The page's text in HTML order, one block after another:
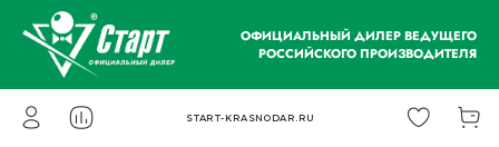
ОФИЦИАЛЬНЫЙ ДИЛЕР ВЕДУЩЕГО
РОССИЙСКОГО ПРОИЗВОДИТЕЛЯ
START-KRASNODAR.RU